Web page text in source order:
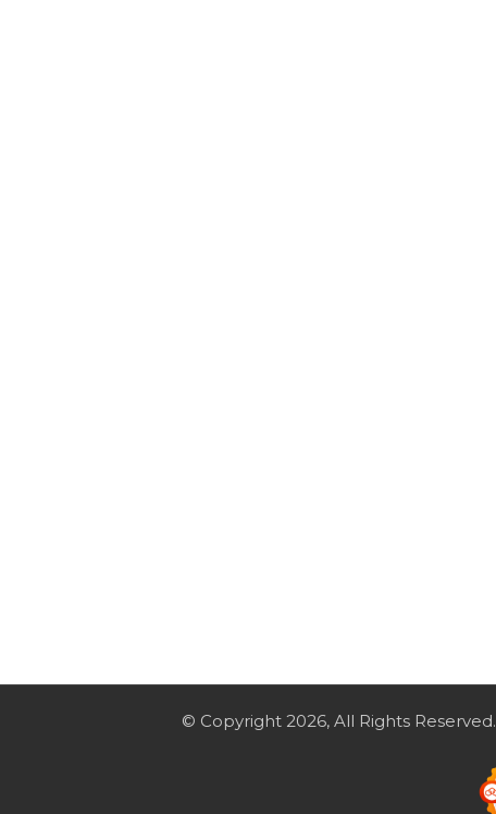
© Copyright 2026, All Rights Reserved.